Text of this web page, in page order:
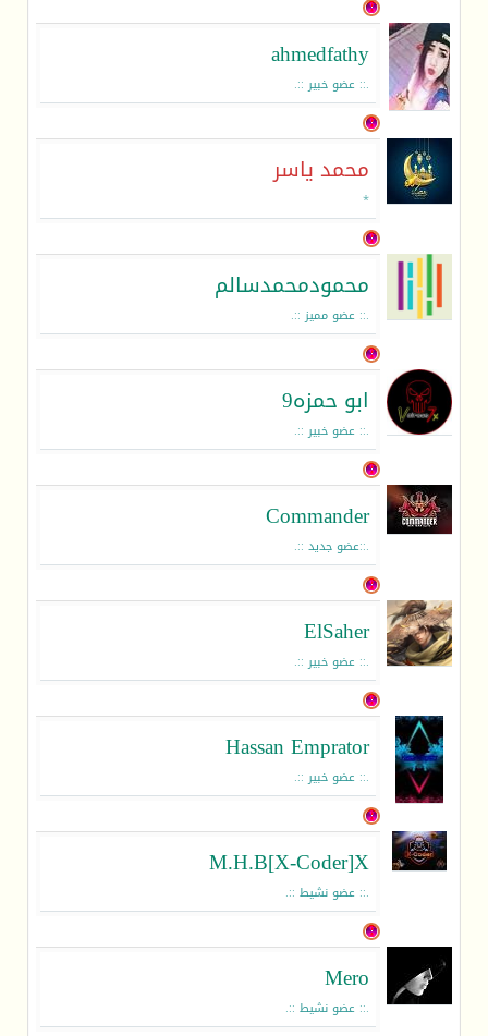
ahmedfathy
.:: عضو خبير ::.
محمد ياسر
*
محمودمحمدسالم
.:: عضو مميز ::.
ابو حمزه9
.:: عضو خبير ::.
Commander
.::عضو جديد ::.
ElSaher
.:: عضو خبير ::.
Hassan Emprator
.:: عضو خبير ::.
M.H.B[X-Coder]X
.:: عضو نشيط ::.
Mero
.:: عضو نشيط ::.